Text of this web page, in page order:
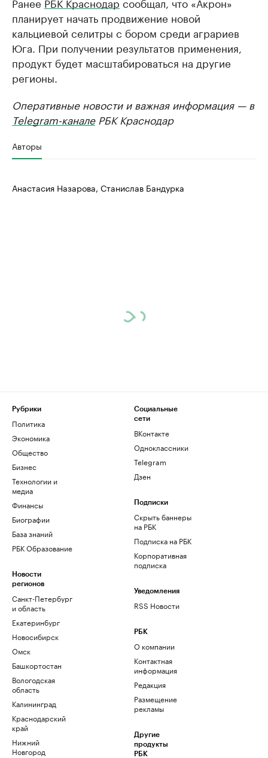
планирует начать продвижение новой
кальциевой селитры с бором среди аграриев
Юга. При получении результатов применения,
продукт будет масштабироваться на другие
регионы.
Оперативные новости и важная информация — в
Telegram-каналеРБК Краснодар
Авторы
Анастасия Назарова, Станислав Бандурка
Рубрики
Политика
Экономика
Общество
Бизнес
Технологии и
медиа
Финансы
Биографии
База знаний
РБК Образование
Новости
регионов
Санкт-Петербург
и область
Екатеринбург
Новосибирск
Омск
Башкортостан
Вологодская
область
Калининград
Краснодарский
край
Нижний
Новгород
Социальные
сети
ВКонтакте
Одноклассники
Telegram
Дзен
Подписки
Скрыть баннеры
на РБК
Подписка на РБК
Корпоративная
подписка
Уведомления
RSS Новости
РБК
О компании
Контактная
информация
Редакция
Размещение
рекламы
Другие
продукты
РБК